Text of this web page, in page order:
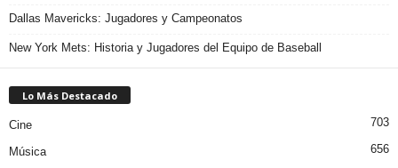
Dallas Mavericks: Jugadores y Campeonatos
New York Mets: Historia y Jugadores del Equipo de Baseball
Lo Más Destacado
Cine 703
Música 656